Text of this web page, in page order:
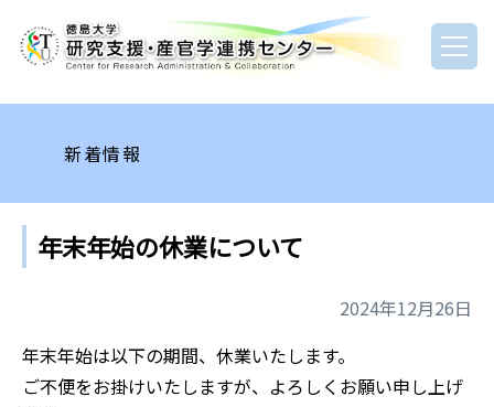
新着情報
年末年始の休業について
2024年12月26日
年末年始は以下の期間、休業いたします。
ご不便をお掛けいたしますが、よろしくお願い申し上げ